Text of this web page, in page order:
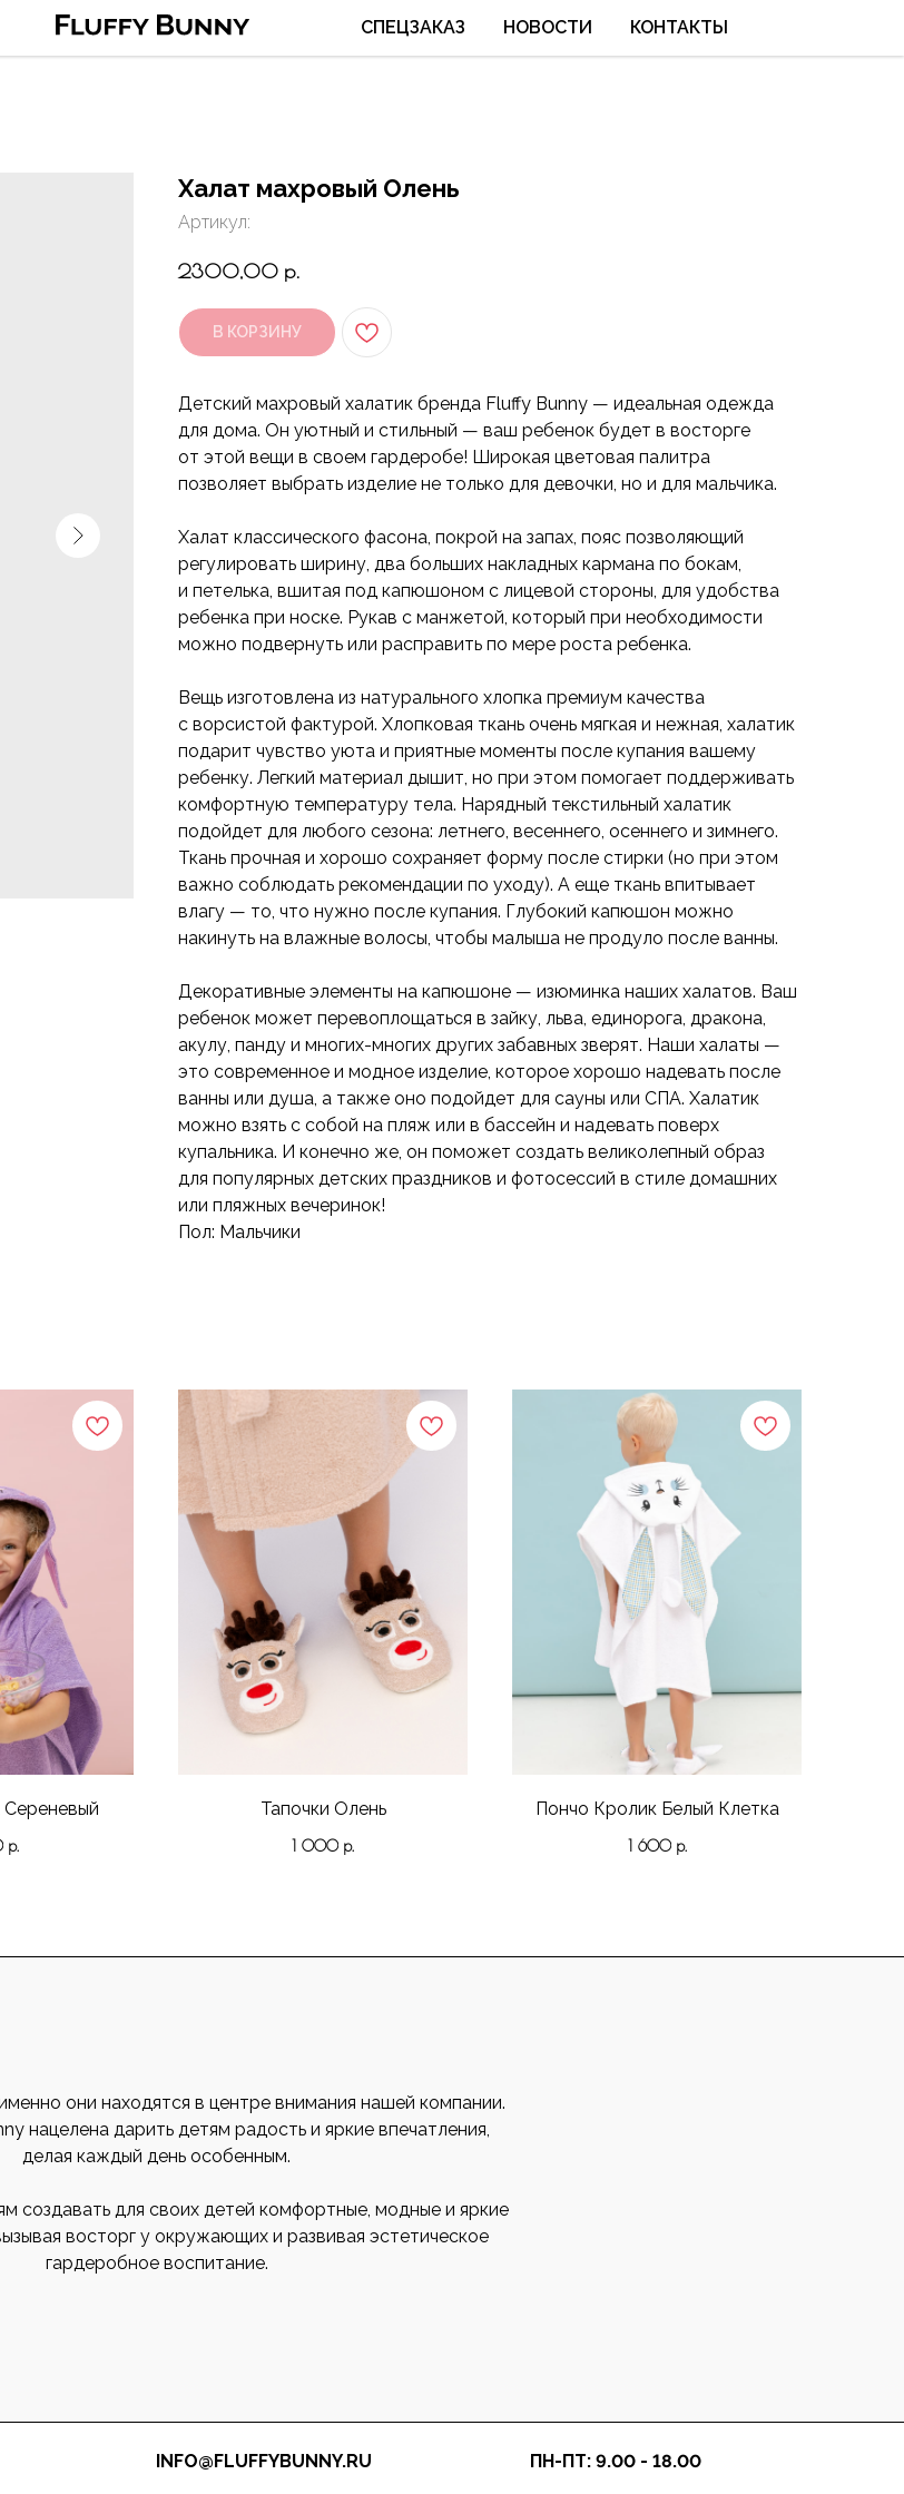
СПЕЦЗАКАЗ НОВОСТИ КОНТАКТЫ
Халат махровый Олень
Артикул:
2300,00 р.
В КОРЗИНУ
Детский махровый халатик бренда Fluffy Bunny — идеальная одежда
для дома. Он уютный и стильный — ваш ребенок будет в восторге
от этой вещи в своем гардеробе! Широкая цветовая палитра
позволяет выбрать изделие не только для девочки, но и для мальчика.
Халат классического фасона, покрой на запах, пояс позволяющий
регулировать ширину, два больших накладных кармана по бокам,
и петелька, вшитая под капюшоном с лицевой стороны, для удобства
ребенка при носке. Рукав с манжетой, который при необходимости
можно подвернуть или расправить по мере роста ребенка.
Вещь изготовлена из натурального хлопка премиум качества
с ворсистой фактурой. Хлопковая ткань очень мягкая и нежная, халатик
подарит чувство уюта и приятные моменты после купания вашему
ребенку. Легкий материал дышит, но при этом помогает поддерживать
комфортную температуру тела. Нарядный текстильный халатик
подойдет для любого сезона: летнего, весеннего, осеннего и зимнего.
Ткань прочная и хорошо сохраняет форму после стирки (но при этом
важно соблюдать рекомендации по уходу). А еще ткань впитывает
влагу — то, что нужно после купания. Глубокий капюшон можно
накинуть на влажные волосы, чтобы малыша не продуло после ванны.
Декоративные элементы на капюшоне — изюминка наших халатов. Ваш
ребенок может перевоплощаться в зайку, льва, единорога, дракона,
акулу, панду и многих-многих других забавных зверят. Наши халаты —
это современное и модное изделие, которое хорошо надевать после
ванны или душа, а также оно подойдет для сауны или СПА. Халатик
можно взять с собой на пляж или в бассейн и надевать поверх
купальника. И конечно же, он поможет создать великолепный образ
для популярных детских праздников и фотосессий в стиле домашних
или пляжных вечеринок!
Пол: Мальчики
р.
Тапочки Олень
1 000 р.
Пончо Кролик Белый Клетка
1 600 р.
они находятся в центре внимания нашей компании.
нацелена дарить детям радость и яркие впечатления,
делая каждый день особенным.
создавать для своих детей комфортные, модные и яркие
восторг у окружающих и развивая эстетическое
гардеробное воспитание.
INFO@FLUFFYBUNNY.RU ПН-ПТ: 9.00 - 18.00